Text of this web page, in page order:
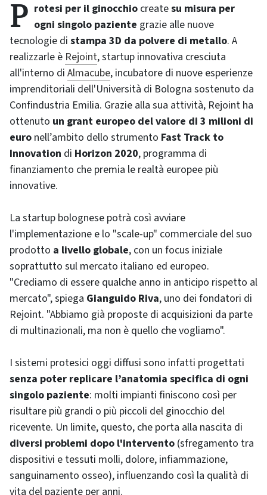
Protesi per il ginocchio createsu misura per
ogni singolo paziente grazie alle nuove
tecnologie di stampa 3D da polvere di metallo. A
realizzarle è Rejoint, startup innovativa cresciuta
all'interno di Almacube, incubatore di nuove esperienze
imprenditoriali dell'Università di Bologna sostenuto da
Confindustria Emilia. Grazie alla sua attività, Rejoint ha
ottenuto un grant europeo del valore di 3 milioni di
euro nell’ambito dello strumento Fast Track to
Innovation di Horizon 2020, programma di
finanziamento che premia le realtà europee più
innovative.
La startup bolognese potrà così avviare
l'implementazione e lo "scale-up" commerciale del suo
prodotto a livello globale, con un focus iniziale
soprattutto sul mercato italiano ed europeo.
"Crediamo di essere qualche anno in anticipo rispetto al
mercato", spiega Gianguido Riva, uno dei fondatori di
Rejoint. "Abbiamo già proposte di acquisizioni da parte
di multinazionali, ma non è quello che vogliamo".
I sistemi protesici oggi diffusi sono infatti progettati
senza poter replicare l’anatomia specifica di ogni
singolo paziente: molti impianti finiscono così per
risultare più grandi o più piccoli del ginocchio del
ricevente. Un limite, questo, che porta alla nascita di
diversi problemi dopo l'intervento (sfregamento tra
dispositivi e tessuti molli, dolore, infiammazione,
sanguinamento osseo), influenzando così la qualità di
vita del paziente per anni.